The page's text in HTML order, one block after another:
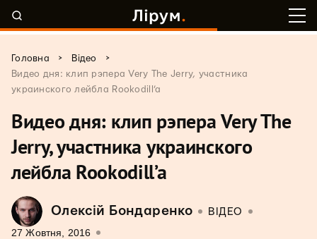
Головна > Відео
>
Видео дня: клип рэпера Very The Jerry, участника
украинского лейбла Rookodill’a
Видео дня: клип рэпера Very The
Jerry, участника украинского
лейбла Rookodill’a
Олексій Бондаренко ВІДЕО
27 Жовтня, 2016